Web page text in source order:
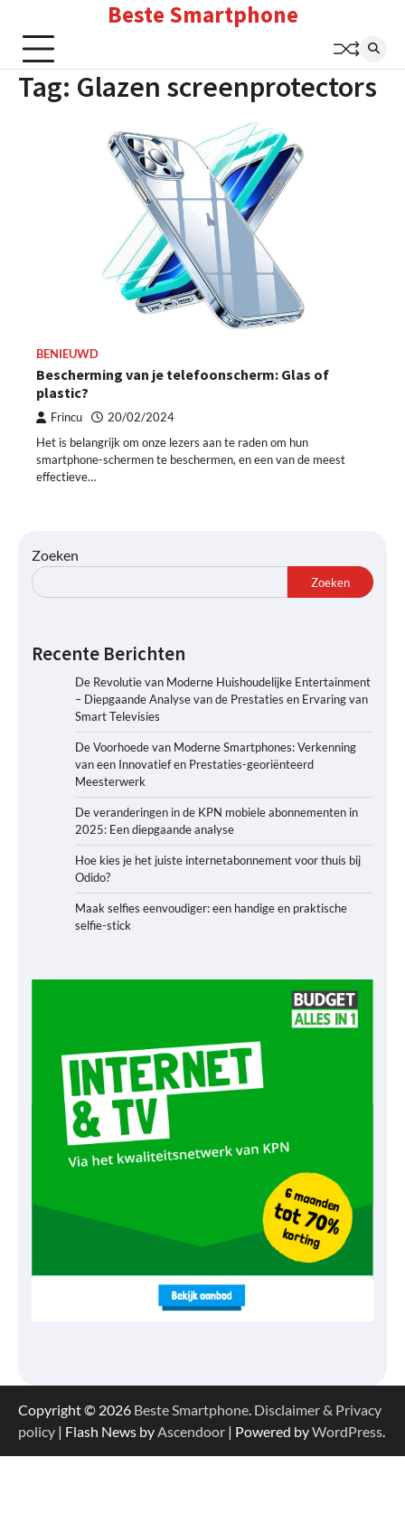
content
Beste Smartphone
Tag: Glazen screenprotectors
BENIEUWD
Bescherming van je telefoonscherm: Glas of
plastic?
Frincu 20/02/2024
Het is belangrijk om onze lezers aan te raden om hun
smartphone-schermen te beschermen, en een van de meest
effectieve…
Zoeken
Zoeken
Recente Berichten
De Revolutie van Moderne Huishoudelijke Entertainment
– Diepgaande Analyse van de Prestaties en Ervaring van
Smart Televisies
De Voorhoede van Moderne Smartphones: Verkenning
van een Innovatief en Prestaties-georiënteerd
Meesterwerk
De veranderingen in de KPN mobiele abonnementen in
2025: Een diepgaande analyse
Hoe kies je het juiste internetabonnement voor thuis bij
Odido?
Maak selfies eenvoudiger: een handige en praktische
selfie-stick
Copyright © 2026 Beste Smartphone. Disclaimer & Privacy
policy | Flash News byAscendoor | Powered byWordPress.